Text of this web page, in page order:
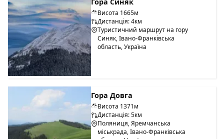
Висота 1665м
Дистанція: 4км
Туристичний маршрут на гору
Синяк, Івано-Франківська
область, Україна
Гора Довга
Висота 1371м
Дистанція: 5км
Поляниця, Яремчанська
міськрада, Івано-Франківська